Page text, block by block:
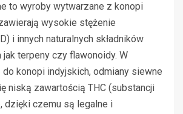
to wyroby wytwarzane z konopi
wysokie stężenie
i innych naturalnych składników
jak terpeny czy flawonoidy. W
konopi indyjskich, odmiany siewne
niską zawartością THC (substancji
dzięki czemu są legalne i